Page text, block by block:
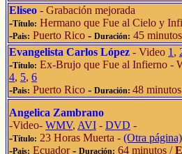
Eliseo - Grabación mejorada
-Título: Hermano que Fue al Cielo y
-Pais: Puerto Rico - Duración: 45 minutos
Evangelista Carlos López - Video 1 ,
-Título: Ex-Brujo que Fue al Infierno -
4, 5, 6
-Pais: Puerto Rico - Duración: 48
Angelica Zambrano
-Video- WMV, AVI - DVD -
-Título: 23 Horas Muerta - (Otra página)
-Pais: Ecuador- Duración: 64 minutos /